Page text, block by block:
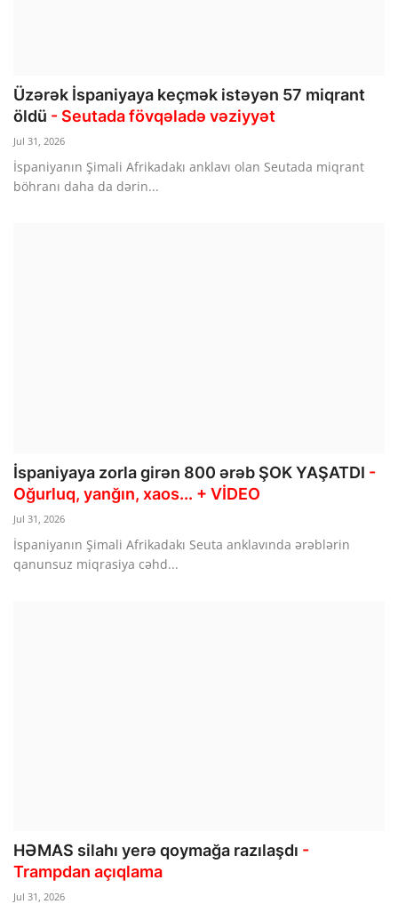
Üzərək İspaniyaya keçmək istəyən 57 miqrant
öldü - Seutada fövqəladə vəziyyət
Jul 31, 2026
İspaniyanın Şimali Afrikadakı anklavı olan Seutada miqrant
böhranı daha da dərin...
İspaniyaya zorla girən 800 ərəb ŞOK YAŞATDI -
Oğurluq, yanğın, xaos... + VİDEO
Jul 31, 2026
İspaniyanın Şimali Afrikadakı Seuta anklavında ərəblərin
qanunsuz miqrasiya cəhd...
HƏMAS silahı yerə qoymağa razılaşdı -
Trampdan açıqlama
Jul 31, 2026